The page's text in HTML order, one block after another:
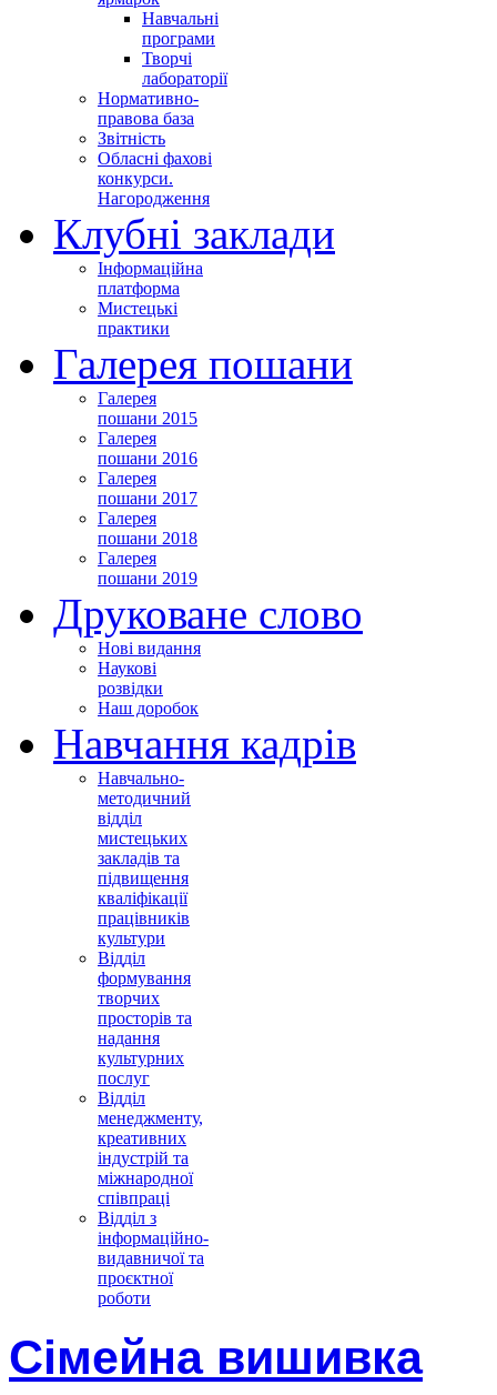
Навчальні
програми
Творчі
лабораторії
Нормативно-
правова база
Звітність
Обласні фахові
конкурси.
Нагородження
Клубні заклади
Інформаційна
платформа
Мистецькі
практики
Галерея пошани
Галерея
пошани 2015
Галерея
пошани 2016
Галерея
пошани 2017
Галерея
пошани 2018
Галерея
пошани 2019
Друковане слово
Нові видання
Наукові
розвідки
Наш доробок
Навчання кадрів
Навчально-
методичний
відділ
мистецьких
закладів та
підвищення
кваліфікації
працівників
культури
Відділ
формування
творчих
просторів та
надання
культурних
послуг
Відділ
менеджменту,
креативних
індустрій та
міжнародної
співпраці
Відділ з
інформаційно-
видавничої та
проєктної
роботи
Сімейна вишивка